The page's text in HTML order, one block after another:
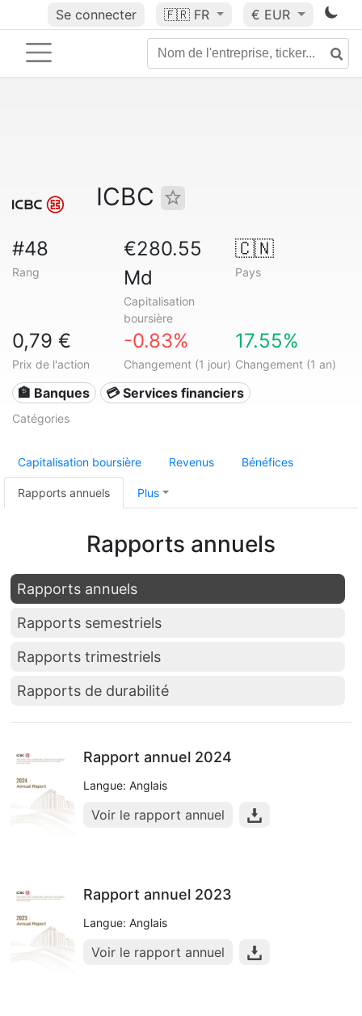
Se connecter 🇫🇷 FR € EUR
ICBC
#48
Rang
€280.55
Md
Capitalisation
boursière
🇨🇳
Pays
0,79 €
Prix de l'action
-0.83%
Changement (1 jour)
17.55%
Changement (1 an)
🏦 Banques 💳 Services financiers
Catégories
Capitalisation boursière Revenus Bénéfices
Rapports annuels Plus
Rapports annuels
Rapports annuels
Rapports semestriels
Rapports trimestriels
Rapports de durabilité
Rapport annuel 2024
Langue: Anglais
Voir le rapport annuel
Rapport annuel 2023
Langue: Anglais
Voir le rapport annuel